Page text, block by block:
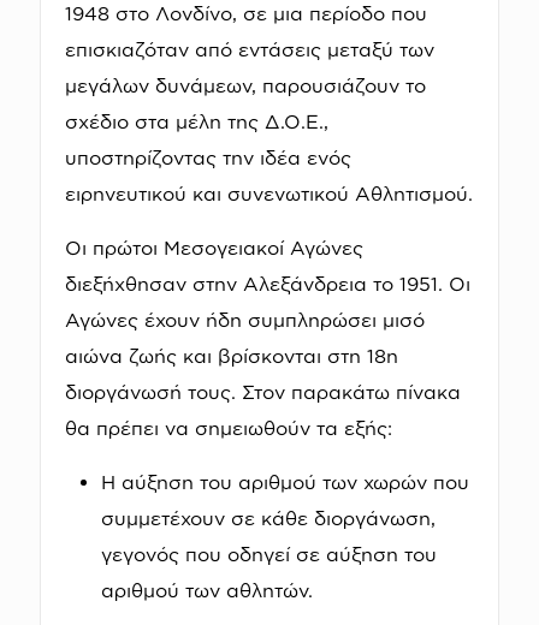
1948 στο Λονδίνο, σε μια περίοδο που
επισκιαζόταν από εντάσεις μεταξύ των
μεγάλων δυνάμεων, παρουσιάζουν το
σχέδιο στα μέλη της Δ.Ο.Ε.,
υποστηρίζοντας την ιδέα ενός
ειρηνευτικού και συνενωτικού Αθλητισμού.
Οι πρώτοι Μεσογειακοί Αγώνες
διεξήχθησαν στην Αλεξάνδρεια το 1951. Οι
Αγώνες έχουν ήδη συμπληρώσει μισό
αιώνα ζωής και βρίσκονται στη 18η
διοργάνωσή τους. Στον παρακάτω πίνακα
θα πρέπει να σημειωθούν τα εξής:
Η αύξηση του αριθμού των χωρών που
συμμετέχουν σε κάθε διοργάνωση,
γεγονός που οδηγεί σε αύξηση του
αριθμού των αθλητών.